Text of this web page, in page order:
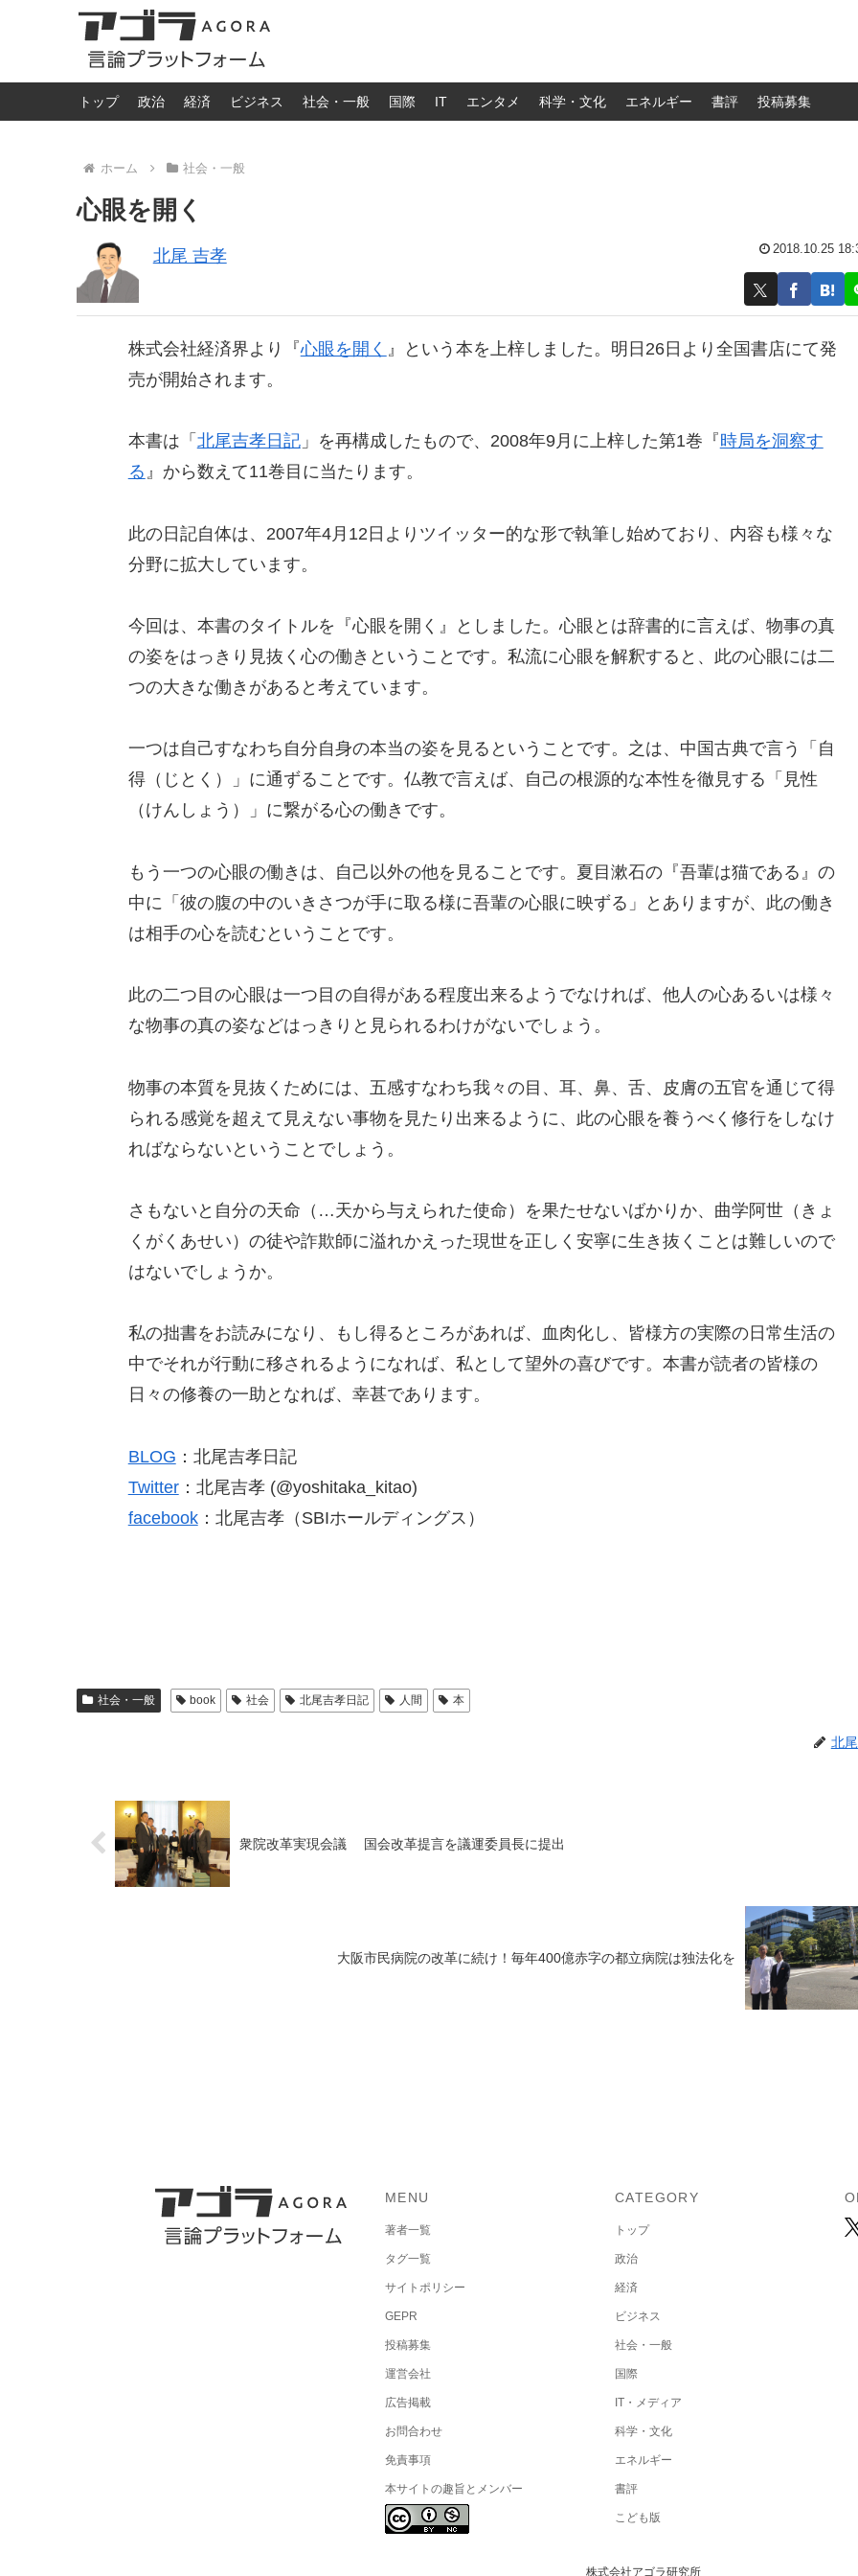
トップ 政治 経済 ビジネス 社会・一般 国際 IT エンタメ 科学・文化 エネルギー 書評 投稿募集
ホーム 社会・一般
心眼を開く
北尾 吉孝 2018.10.25
株式会社経済界より『心眼を開く 』という本を上梓しました。明日26日より全国書店にて発
売が開始されます。
本書は「 北尾吉孝日記」を再構成したもので、2008年9月に上梓した第1巻『時局を洞察す
る 』から数えて11巻目に当たります。
此の日記自体は、2007年4月12日よりツイッター的な形で執筆し始めており、内容も様々な
分野に拡大しています。
今回は、本書のタイトルを『心眼を開く』としました。心眼とは辞書的に言えば、物事の真
の姿をはっきり見抜く心の働きということです。私流に心眼を解釈すると、此の心眼には二
つの大きな働きがあると考えています。
一つは自己すなわち自分自身の本当の姿を見るということです。之は、中国古典で言う「自
得（じとく）」に通ずることです。仏教で言えば、自己の根源的な本性を徹見する「見性
（けんしょう）」に繋がる心の働きです。
もう一つの心眼の働きは、自己以外の他を見ることです。夏目漱石の『吾輩は猫である』の
中に「彼の腹の中のいきさつが手に取る様に吾輩の心眼に映ずる」とありますが、此の働き
は相手の心を読むということです。
此の二つ目の心眼は一つ目の自得がある程度出来るようでなければ、他人の心あるいは様々
な物事の真の姿などはっきりと見られるわけがないでしょう。
物事の本質を見抜くためには、五感すなわち我々の目、耳、鼻、舌、皮膚の五官を通じて得
られる感覚を超えて見えない事物を見たり出来るように、此の心眼を養うべく修行をしなけ
ればならないということでしょう。
さもないと自分の天命（…天から与えられた使命）を果たせないばかりか、曲学阿世（きょ
くがくあせい）の徒や詐欺師に溢れかえった現世を正しく安寧に生き抜くことは難しいので
はないでしょうか。
私の拙書をお読みになり、もし得るところがあれば、血肉化し、皆様方の実際の日常生活の
中でそれが行動に移されるようになれば、私として望外の喜びです。本書が読者の皆様の
日々の修養の一助となれば、幸甚であります。
BLOG ：北尾吉孝日記
Twitter：北尾吉孝 (@yoshitaka_kitao)
facebook：北尾吉孝（SBIホールディングス）
社会・一般 book 社会 北尾吉孝日記 人間 本
北
衆院改革実現会議 国会改革提言を議運委員長に提出
大阪市民病院の改革に続け！毎年400億赤字の都立病院は独法化を
MENU
著者一覧
タグ一覧
サイトポリシー
GEPR
投稿募集
運営会社
広告掲載
お問合わせ
免責事項
本サイトの趣旨とメンバー
CATEGORY
トップ
政治
経済
ビジネス
社会・一般
国際
IT・メディア
科学・文化
エネルギー
書評
こども版
株式会社アゴラ研究所